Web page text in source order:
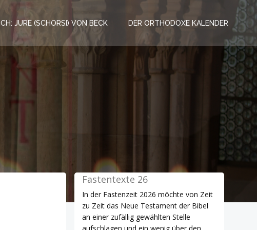
JURE (SCHORSI) VON BECK DER ORTHODOXE KALENDER
Fastentexte 26
In der Fastenzeit 2026 möchte von Zeit
zu Zeit das Neue Testament der Bibel
an einer zufällig gewählten Stelle